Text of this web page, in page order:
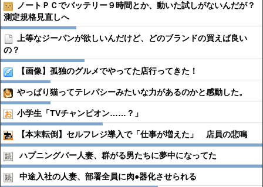
ノートＰＣでバッテリー９時間とか、動いた試しがないんだが？
測定規格見直しへ
上等なジーパンが欲しいんだけど、どのブランドの買えば良い
の？
【画像】孤独のグルメでやってた店行ってきた！
やっぱり猫ってテレパシーみたいな力があるのかと感動した。
小学生「TVチャンピオン……？」
【本末転倒】セルフレジ導入で「仕事が増えた」 店員の悲鳴
ハプニングバー人妻、群がる男たちに夢中になってた
中途入社の人妻、部署全員に肉●︎器化させられる